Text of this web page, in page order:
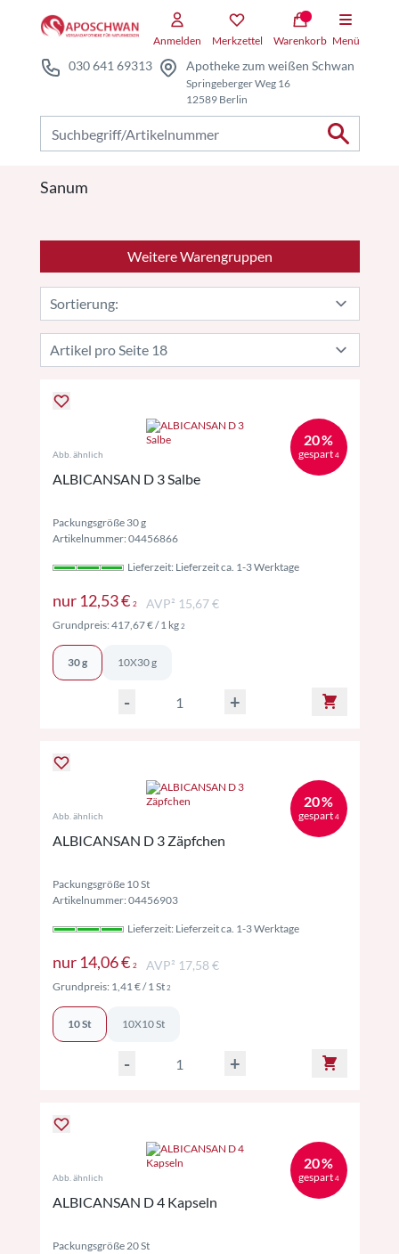
Anmelden Merkzettel Warenkorb Menü
030 641 69313 Apotheke zum weißen Schwan
Springeberger Weg 16
12589 Berlin
Sanum
Weitere Warengruppen
20 %
gespart 4
Abb. ähnlich
ALBICANSAN D 3 Salbe
Packungsgröße 30 g
Artikelnummer: 04456866
Lieferzeit: Lieferzeit ca. 1-3 Werktage
nur 12,53 € 2Preise inkl. MwSt. ggf. zzgl. Versand
AVP² 15,67 €
Grundpreis:417,67 €/ 1 kg 2Preise inkl. MwSt. ggf. zzgl. Versand
30 g 10X30 g
- +
20 %
gespart 4
Abb. ähnlich
ALBICANSAN D 3 Zäpfchen
Packungsgröße 10 St
Artikelnummer: 04456903
Lieferzeit: Lieferzeit ca. 1-3 Werktage
nur 14,06 € 2Preise inkl. MwSt. ggf. zzgl. Versand
AVP² 17,58 €
Grundpreis: 1,41 €/ 1 St 2Preise inkl. MwSt. ggf. zzgl. Versand
10 St 10X10 St
- +
20 %
gespart 4
Abb. ähnlich
ALBICANSAN D 4 Kapseln
Packungsgröße 20 St